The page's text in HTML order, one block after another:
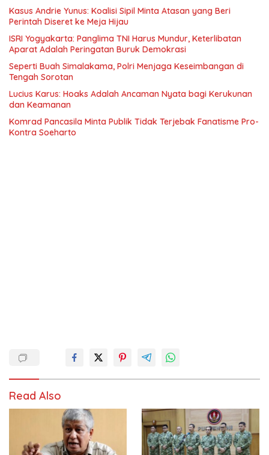
Kasus Andrie Yunus: Koalisi Sipil Minta Atasan yang Beri
Perintah Diseret ke Meja Hijau
ISRI Yogyakarta: Panglima TNI Harus Mundur, Keterlibatan
Aparat Adalah Peringatan Buruk Demokrasi
Seperti Buah Simalakama, Polri Menjaga Keseimbangan di
Tengah Sorotan
Lucius Karus: Hoaks Adalah Ancaman Nyata bagi Kerukunan
dan Keamanan
Komrad Pancasila Minta Publik Tidak Terjebak Fanatisme Pro-
Kontra Soeharto
Read Also